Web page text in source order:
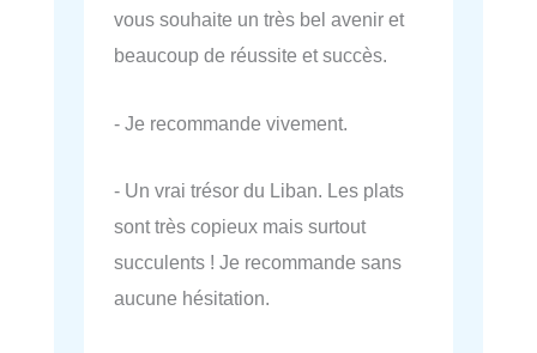
vous souhaite un très bel avenir et
beaucoup de réussite et succès.
- Je recommande vivement.
- Un vrai trésor du Liban. Les plats
sont très copieux mais surtout
succulents ! Je recommande sans
aucune hésitation.